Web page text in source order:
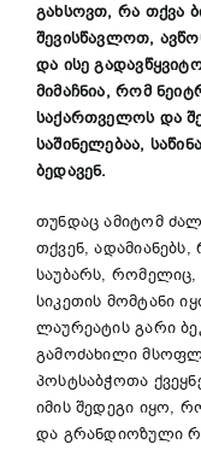
გახსოვთ, რა თქვა
შევისწავლოთ,
და ისე
მიმაჩნია,რომ
საქართველოს და
საშინელებაა,
ბედავენ.
თუნდაც ამიტომ
თქვენ,
საუბარს,
სიკეთის მომტანი
ლაურეატის გარი
გამოძახილი
პოსტსაბჭოთა
იმის შედეგი იყო,
და გრანდიოზული